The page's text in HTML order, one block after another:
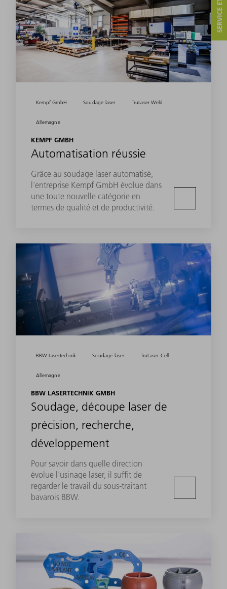
Kempf GmbH Soudage laser TruLaser Weld
Allemagne
KEMPF GMBH
Automatisation réussie
Grâce au soudage laser automatisé,
l'entreprise Kempf GmbH évolue dans
une toute nouvelle catégorie en
termes de qualité et de productivité.
BBW Lasertechnik Soudage laser TruLaser Cell
Allemagne
BBW LASERTECHNIK GMBH
Soudage, découpe laser de
précision, recherche,
développement
Pour savoir dans quelle direction
évolue l'usinage laser, il suffit de
regarder le travail du sous-traitant
bavarois BBW.